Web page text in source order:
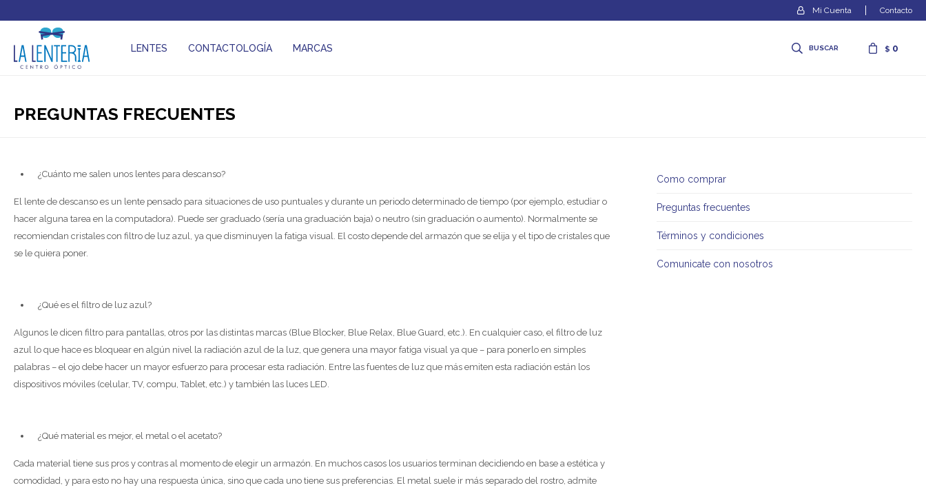
LENTES CONTACTOLOGÍA MARCAS $ 0
Contacto
PREGUNTAS FRECUENTES
¿Cuánto me salen unos lentes para descanso?
El lente de descanso es un lente pensado para situaciones de uso puntuales y durante un periodo determinado de tiempo (por ejemplo, estudiar o
hacer alguna tarea en la computadora). Puede ser graduado (sería una graduación baja) o neutro (sin graduación o aumento). Normalmente se
recomiendan cristales con filtro de luz azul, ya que disminuyen la fatiga visual. El costo depende del armazón que se elija y el tipo de cristales que
se le quiera poner.
¿Qué es el filtro de luz azul?
Algunos le dicen filtro para pantallas, otros por las distintas marcas (Blue Blocker, Blue Relax, Blue Guard, etc.). En cualquier caso, el filtro de luz
azul lo que hace es bloquear en algún nivel la radiación azul de la luz, que genera una mayor fatiga visual ya que – para ponerlo en simples
palabras – el ojo debe hacer un mayor esfuerzo para procesar esta radiación. Entre las fuentes de luz que más emiten esta radiación están los
dispositivos móviles (celular, TV, compu, Tablet, etc.) y también las luces LED.
¿Qué material es mejor, el metal o el acetato?
Cada material tiene sus pros y contras al momento de elegir un armazón. En muchos casos los usuarios terminan decidiendo en base a estética y
comodidad, y para esto no hay una respuesta única, sino que cada uno tiene sus preferencias. El metal suele ir más separado del rostro, admite
Como comprar
Preguntas frecuentes
Términos y condiciones
Comunicate con nosotros